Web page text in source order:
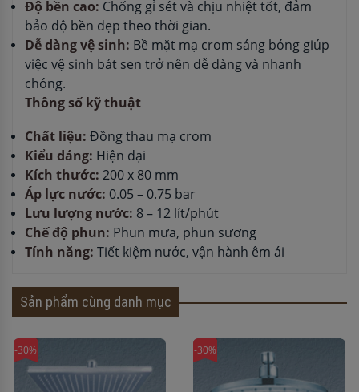
Độ bền cao: Chống gỉ sét và chịu nhiệt tốt, đảm
bảo độ bền đẹp theo thời gian.
Dễ dàng vệ sinh: Bề mặt mạ crom sáng bóng giúp
việc vệ sinh bát sen trở nên dễ dàng và nhanh
chóng.
Thông số kỹ thuật
Chất liệu: Đồng thau mạ crom
Kiểu dáng: Hiện đại
Kích thước: 200 x 80 mm
Áp lực nước: 0.05 – 0.75 bar
Lưu lượng nước: 8 – 12 lít/phút
Chế độ phun: Phun mưa, phun sương
Tính năng: Tiết kiệm nước, vận hành êm ái
Sản phẩm cùng danh mục
-30% -30%